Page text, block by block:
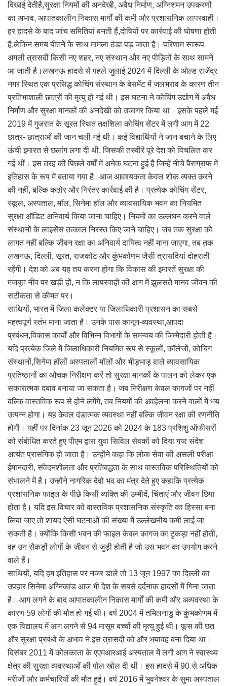
दिखाई देतीहै,सुरक्षा नियमों की अनदेखी, अवैध निर्माण, अग्निशमन उपकरणों
का अभाव, आपातकालीन निकास मार्गों की कमी और प्रशासनिक लापरवाही।
हर हादसे के बाद जांच समितियां बनती हैं,दोषियों पर कार्रवाई की घोषणा होती
है,लेकिन समय बीतने के साथ मामला ठंडा पड़ जाता है। परिणाम स्वरूप
अगली त्रासदी किसी नए शहर, नए संस्थान और नए पीड़ितों के साथ सामने
आ जाती है।लखनऊ हादसे से पहले जुलाई 2024 में दिल्ली के ओल्ड राजेंद्र
नगर स्थित एक प्रसिद्ध कोचिंग संस्थान के बेसमेंट में जलभराव के कारण तीन
प्रतिभाशाली छात्रों की मृत्यु हो गई थी। इस घटना ने कोचिंग उद्योग में अवैध
निर्माण और सुरक्षा मानकों की अनदेखी को उजागर किया था। इसके पहले मई
2019 में गुजरात के सूरत स्थित तक्षशिला कोचिंग सेंटर में लगी आग में 22
छात्र- छात्राओं की जान चली गई थी। कई विद्यार्थियों ने जान बचाने के लिए
ऊंची इमारत से छलांग लगा दी थी, जिसकी तस्वीरें पूरे देश को विचलित कर
गई थीं। इस तरह की पिछले वर्षों में अनेक घटना हुई है जिन्हें नीचे पैराग्राफ में
इतिहास के रूप में बताया गया है।आज आवश्यकता केवल शोक व्यक्त करने
की नहीं, बल्कि कठोर और निरंतर कार्रवाई की है। प्रत्येक कोचिंग सेंटर,
स्कूल, अस्पताल, मॉल, सिनेमा हॉल और व्यावसायिक भवन का नियमित
सुरक्षा ऑडिट अनिवार्य किया जाना चाहिए। नियमों का उल्लंघन करने वाले
संस्थानों के लाइसेंस तत्काल निरस्त किए जाने चाहिए। जब तक सुरक्षा को
लागत नहीं बल्कि जीवन रक्षा का अनिवार्य दायित्व नहीं माना जाएगा, तब तक
लखनऊ, दिल्ली, सूरत, राजकोट और कुंभकोणम जैसी त्रासदियां दोहराती
रहेंगी। देश को अब यह तय करना होगा कि विकास की इमारतें सुरक्षा की
मजबूत नींव पर खड़ी हों, न कि लापरवाही की आग में झुलसते मानव जीवन की
सटीकता से कीमत पर।
साथियों, भारत में जिला कलेक्टर या जिलाधिकारी प्रशासन का सबसे
महत्वपूर्ण स्तंभ माना जाता है। उनके पास कानून-व्यवस्था,आपदा
प्रबंधन,विकास कार्यों और विभिन्न विभागों के समन्वय की जिम्मेदारी होती है।
यदि प्रत्येक जिले में जिलाधिकारी नियमित रूप से स्कूलों, कॉलेजों, कोचिंग
संस्थानों,सिनेमा हॉलों अस्पतालों मॉलों और भीड़भाड़ वाले व्यावसायिक
प्रतिष्ठानों का औचक निरीक्षण करें तो सुरक्षा मानकों के पालन को लेकर एक
सकारात्मक दबाव बनाया जा सकता है। जब निरीक्षण केवल कागजों पर नहीं
बल्कि वास्तविक रूप से होने लगेंगे, तब नियमों की अवहेलना करने वालों में भय
उत्पन्न होगा। यह केवल दंडात्मक व्यवस्था नहीं बल्कि जीवन रक्षा की रणनीति
होगी। यहीं पर दिनांक 23 जून 2026 को 2024 क़े 183 प्रशिशु ऑफीसरों
को संबोधित करते हुए पीएम द्वारा युवा सिविल सेवकों को दिया गया संदेश
अत्यंत प्रासंगिक हो जाता है। उन्होंने कहा कि लोक सेवा की असली परीक्षा
ईमानदारी, संवेदनशीलता और प्रतिबद्धता के साथ वास्तविक परिस्थितियों को
संभालने में है। उन्होंने नागरिक देवो भव का मंत्र देते हुए कहाकि प्रत्येक
प्रशासनिक फाइल के पीछे किसी व्यक्ति की उम्मीदें, चिंताएं और जीवन छिपा
होता है। यदि इस विचार को वास्तविक प्रशासनिक संस्कृति का हिस्सा बना
लिया जाए तो शायद ऐसी घटनाओं की संख्या में उल्लेखनीय कमी लाई जा
सकती है। क्योंकि किसी भवन की फाइल केवल कागज का टुकड़ा नहीं होती,
वह उन सैकड़ों लोगों के जीवन से जुड़ी होती है जो उस भवन का उपयोग करने
वाले हैं।
साथियों, यदि हम इतिहास पर नजर डालें तो 13 जून 1997 का दिल्ली का
उपहार सिनेमा अग्निकांड आज भी देश के सबसे दर्दनाक हादसों में गिना जाता
है। आग लगने के बाद आपातकालीन निकास मार्गों की कमी और अव्यवस्था के
कारण 59 लोगों की मौत हो गई थी। वर्ष 2004 में तमिलनाडु के कुंभकोणम में
एक विद्यालय में आग लगने से 94 मासूम बच्चों की मृत्यु हुई थी। फूस की छत
और सुरक्षा प्रबंधों के अभाव ने इस त्रासदी को और भयावह बना दिया था।
दिसंबर 2011 में कोलकाता के एएमआरआई अस्पताल में लगी आग ने स्वास्थ्य
क्षेत्र की सुरक्षा व्यवस्थाओं की पोल खोल दी थी। इस हादसे में 90 से अधिक
मरीजों और कर्मचारियों की मौत हुई। वर्ष 2016 में भुवनेश्वर के सुमा अस्पताल